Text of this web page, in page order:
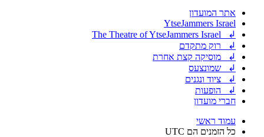
אתר המועדון
YtseJammers Israel
↲ The Theatre of YtseJammers Israel
↲ רוק מתקדם
↲ מוסיקה קצת אחרת
↲ שמונצעס
↲ ציוד ונגנים
↲ הופעות
חברי מועדון
עמוד ראשי
כל הזמנים הם UTC